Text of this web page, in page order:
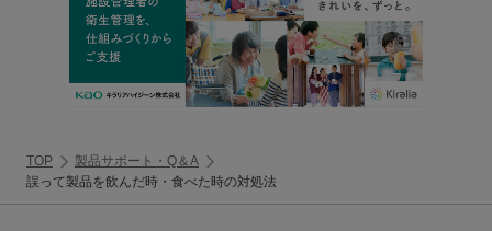
TOP
製品サポート・Q＆A
誤って製品を飲んだ時・食べた時の対処法